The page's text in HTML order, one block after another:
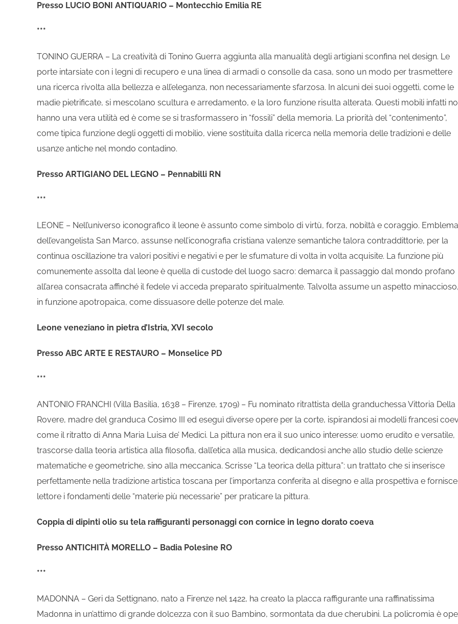
Presso LUCIO BONI ANTIQUARIO – Montecchio Emilia RE
***
TONINO GUERRA – La creatività di Tonino Guerra aggiunta alla manualità degli artigiani sconfina nel design. Le
porte intarsiate con i legni di recupero e una linea di armadi o consolle da casa, sono un modo per trasmettere
una ricerca rivolta alla bellezza e all’eleganza, non necessariamente sfarzosa. In alcuni dei suoi oggetti, come le
madie pietrificate, si mescolano scultura e arredamento, e la loro funzione risulta alterata. Questi mobili infatti
hanno una vera utilità ed è come se si trasformassero in “fossili” della memoria. La priorità del “contenimento”,
come tipica funzione degli oggetti di mobilio, viene sostituita dalla ricerca nella memoria delle tradizioni e delle
usanze antiche nel mondo contadino.
Presso ARTIGIANO DEL LEGNO – Pennabilli RN
***
LEONE – Nell’universo iconografico il leone è assunto come simbolo di virtù, forza, nobiltà e coraggio. Emblema
dell’evangelista San Marco, assunse nell’iconografia cristiana valenze semantiche talora contraddittorie, per la
continua oscillazione tra valori positivi e negativi e per le sfumature di volta in volta acquisite. La funzione più
comunemente assolta dal leone è quella di custode del luogo sacro: demarca il passaggio dal mondo profano
all’area consacrata affinché il fedele vi acceda preparato spiritualmente. Talvolta assume un aspetto minaccioso,
in funzione apotropaica, come dissuasore delle potenze del male.
Leone veneziano in pietra d’Istria, XVI secolo
Presso ABC ARTE E RESTAURO – Monselice PD
***
ANTONIO FRANCHI (Villa Basilia, 1638 – Firenze, 1709) – Fu nominato ritrattista della granduchessa Vittoria Della
Rovere, madre del granduca Cosimo III ed eseguì diverse opere per la corte, ispirandosi ai modelli francesi
come il ritratto di Anna Maria Luisa de’ Medici. La pittura non era il suo unico interesse: uomo erudito e versatile,
trascorse dalla teoria artistica alla filosofia, dall’etica alla musica, dedicandosi anche allo studio delle scienze
matematiche e geometriche, sino alla meccanica. Scrisse “La teorica della pittura”: un trattato che si inserisce
perfettamente nella tradizione artistica toscana per l’importanza conferita al disegno e alla prospettiva e
lettore i fondamenti delle “materie più necessarie” per praticare la pittura.
Coppia di dipinti olio su tela raffiguranti personaggi con cornice in legno dorato coeva
Presso ANTICHITÀ MORELLO – Badia Polesine RO
***
MADONNA – Geri da Settignano, nato a Firenze nel 1422, ha creato la placca raffigurante una raffinatissima
Madonna in un’attimo di grande dolcezza con il suo Bambino, sormontata da due cherubini. La policromia è